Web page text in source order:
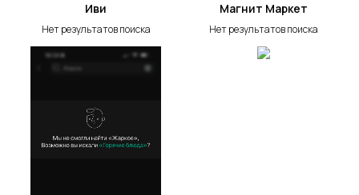
Иви
Нет результатов поиска
Магнит Маркет
Нет результатов поиска